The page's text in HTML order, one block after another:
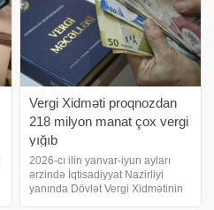
Vergi Xidməti proqnozdan
218 milyon manat çox vergi
yığıb
2026-cı ilin yanvar-iyun ayları
ərzində İqtisadiyyat Nazirliyi
yanında Dövlət Vergi Xidmətinin